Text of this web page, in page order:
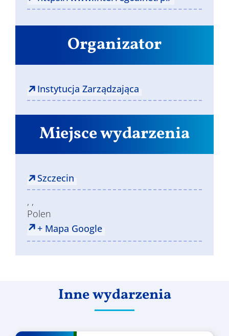
Miejsce wydarzenia
Szczecin
, ,
Polen
+ Mapa Google
Organizator
Instytucja Zarządzająca
Inne wydarzenia